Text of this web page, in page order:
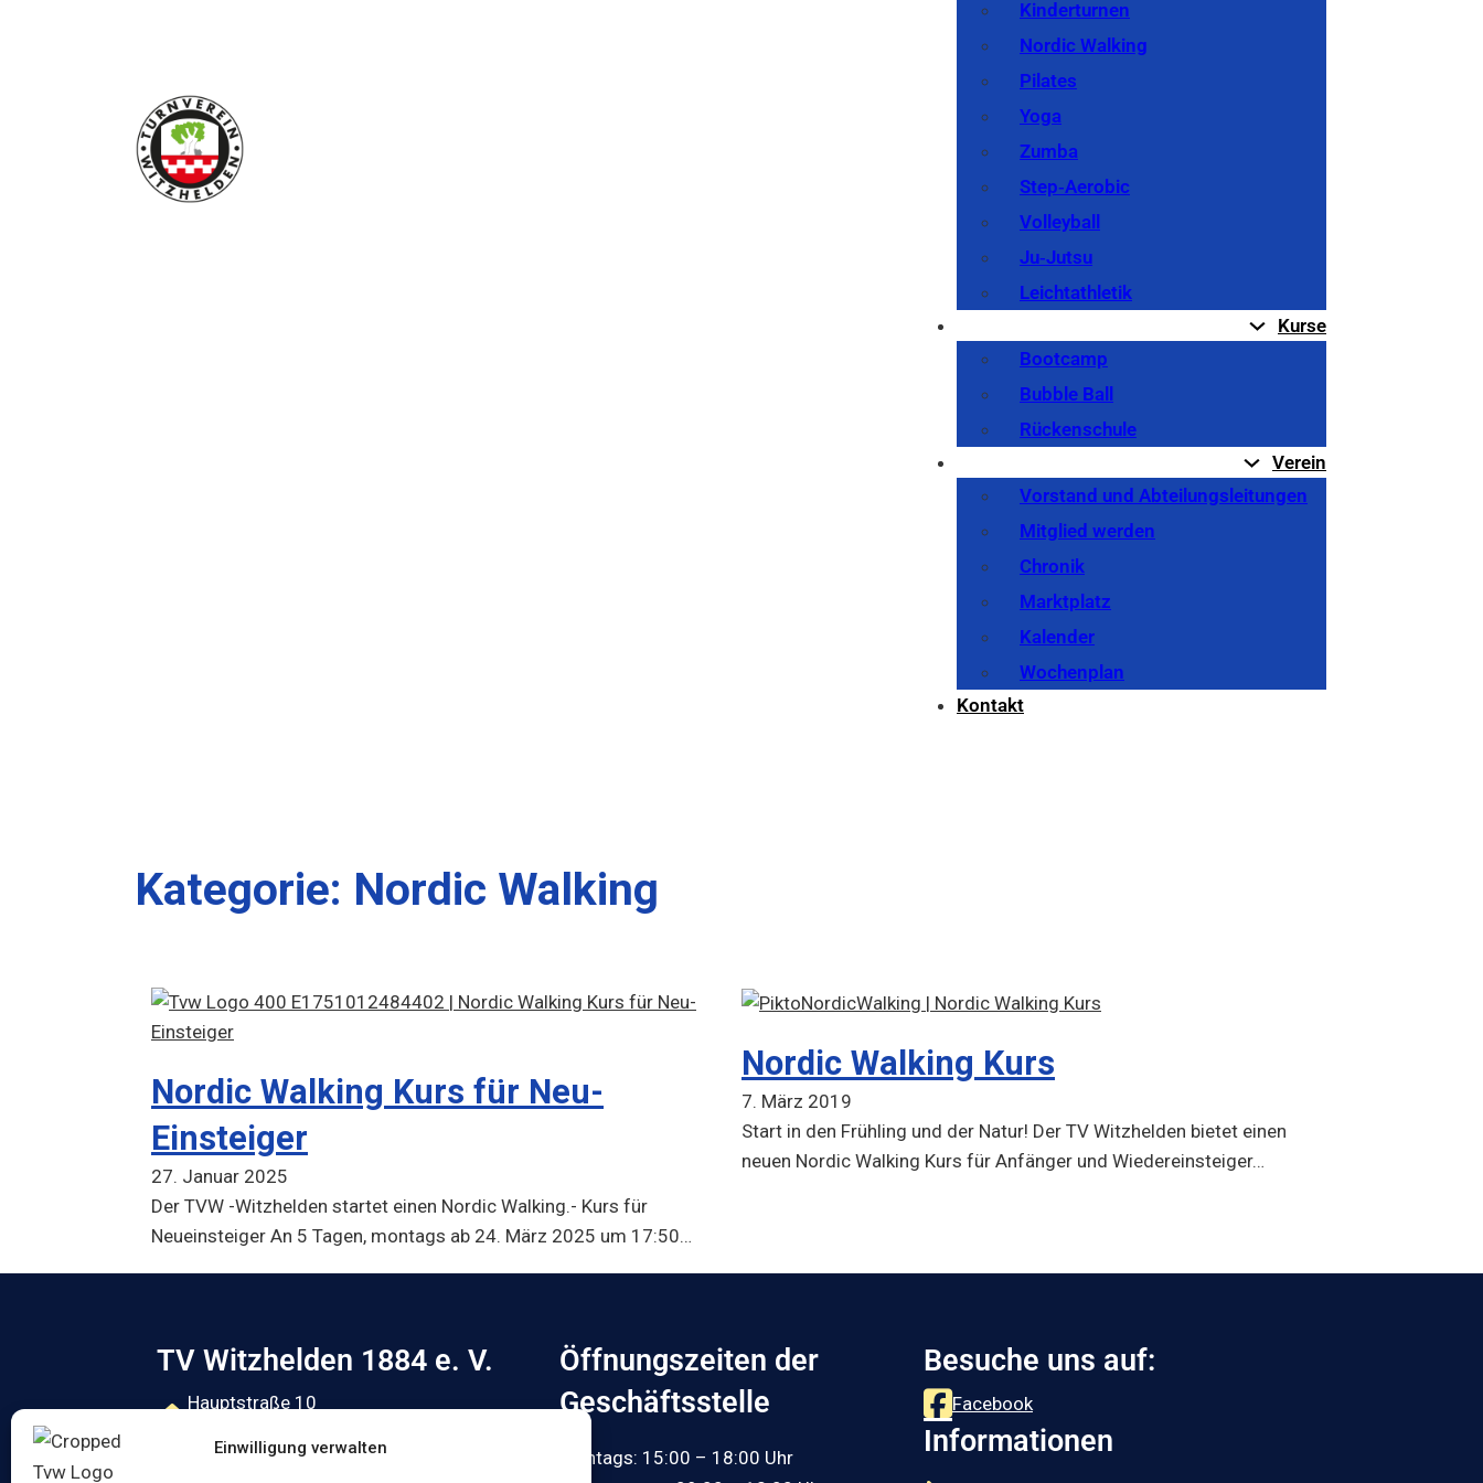
Einwilligung verwalten
Kinderturnen
Nordic Walking
Pilates
Yoga
Zumba
Step‐Aerobic
Volleyball
Ju‐Jutsu
Leichtathletik
Kurse
Bootcamp
Bubble Ball
Rückenschule
Verein
Vorstand und Abteilungsleitungen
Mitglied werden
Chronik
Marktplatz
Kalender
Wochenplan
Kontakt
Kategorie: Nordic Walking
Nordic Walking Kurs für Neu-
Einsteiger
27. Januar 2025
Der TVW -Witzhelden startet einen Nordic Walking.- Kurs für
Neueinsteiger An 5 Tagen, montags ab 24. März 2025 um 17:50…
Nordic Walking Kurs
7. März 2019
Start in den Frühling und der Natur! Der TV Witzhelden bietet einen
neuen Nordic Walking Kurs für Anfänger und Wiedereinsteiger…
TV Witzhelden 1884 e. V.
Hauptstraße 10
Öffnungszeiten der
Geschäftsstelle
Montags: 15:00 – 18:00 Uhr
Besuche uns auf:
Facebook
Informationen